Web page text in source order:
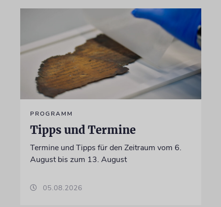
PROGRAMM
Tipps und Termine
Termine und Tipps für den Zeitraum vom 6.
August bis zum 13. August
05.08.2026